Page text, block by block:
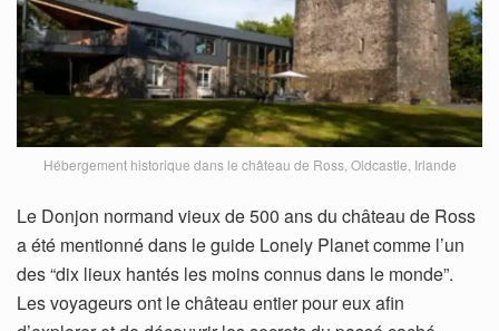
Hébergement historique dans le château de Ross, Oldcastle, Irlande
Le Donjon normand vieux de 500 ans du château de Ross
a été mentionné dans le guide Lonely Planet comme l’un
des “dix lieux hantés les moins connus dans le monde”.
Les voyageurs ont le château entier pour eux afin